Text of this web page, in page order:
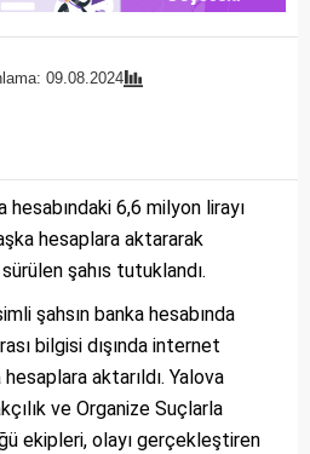
09.08.2024
hesabındaki 6,6 milyon lirayı
hesaplara aktararak
sürülen şahıs tutuklandı.
şahsın banka hesabında
bilgisi dışında internet
aktarıldı. Yalova
ve Organize Suçlarla
ekipleri, olayı gerçekleştiren